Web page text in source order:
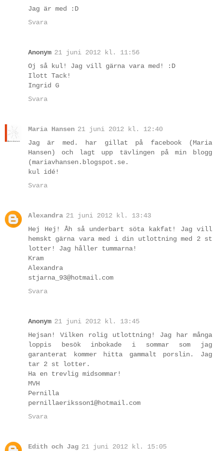
Jag är med :D
Svara
Anonym 21 juni 2012 kl. 11:56
Oj så kul! Jag vill gärna vara med! :D
Ilott Tack!
Ingrid G
Svara
Maria Hansen 21 juni 2012 kl. 12:40
Jag är med. har gillat på facebook (Maria
Hansen) och lagt upp tävlingen på min blogg
(mariavhansen.blogspot.se.
kul idé!
Svara
Alexandra 21 juni 2012 kl. 13:43
Hej Hej! Åh så underbart söta kakfat! Jag vill
hemskt gärna vara med i din utlottning med 2 st
lotter! Jag håller tummarna!
Kram
Alexandra
stjarna_93@hotmail.com
Svara
Anonym 21 juni 2012 kl. 13:45
Hejsan! Vilken rolig utlottning! Jag har många
loppis besök inbokade i sommar som jag
garanterat kommer hitta gammalt porslin. Jag
tar 2 st lotter.
Ha en trevlig midsommar!
MVH
Pernilla
pernillaeriksson1@hotmail.com
Svara
Edith och Jag 21 juni 2012 kl. 15:05